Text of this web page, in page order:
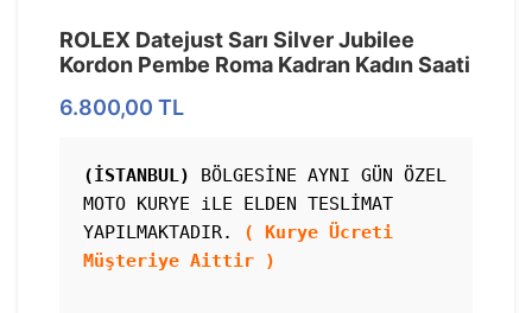
ROLEX Datejust Sarı Silver Jubilee
Kordon Pembe Roma Kadran Kadın Saati
6.800,00 TL
(İSTANBUL)
BÖLGESİNE AYNI GÜN ÖZEL
MOTO KURYE iLE ELDEN TESLİMAT
YAPILMAKTADIR.
( Kurye Ücreti
Müşteriye Aittir )